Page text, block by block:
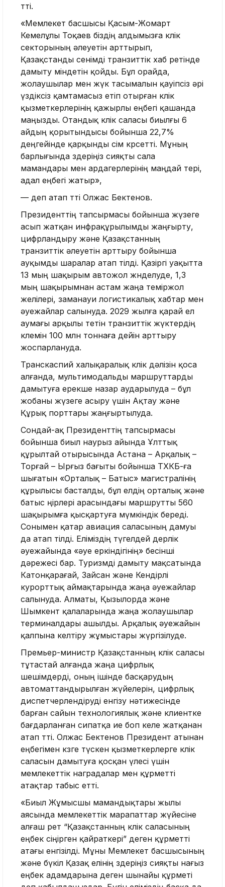
өтті.
«Мемлекет басшысы Қасым-Жомарт
Кемелұлы Тоқаев біздің алдымызға көлік
секторының әлеуетін арттырып,
Қазақстанды сенімді транзиттік хаб ретінде
дамыту міндетін қойды. Бұл орайда,
жолаушылар мен жүк тасымалын қауіпсіз әрі
үздіксіз қамтамасыз етіп отырған көлік
қызметкерлерінің қажырлы еңбегі қашанда
маңызды. Отандық көлік саласы биылғы 6
айдың қорытындысы бойынша 22,7%
деңгейінде қарқынды өсім көрсетті. Мұның
барлығында өздеріңіз сияқты сала
мамандары мен ардагерлерінің маңдай тері,
адал еңбегі жатыр»,
— деп атап өтті Олжас Бектенов.
Президенттің тапсырмасы бойынша жүзеге
асып жатқан инфрақұрылымды жаңғырту,
цифрландыру және Қазақстанның
транзиттік әлеуетін арттыру бойынша
ауқымды шаралар атап өтілді. Қазіргі уақытта
13 мың шақырым автожол жөнделуде, 1,3
мың шақырымнан астам жаңа теміржол
желілері, заманауи логистикалық хабтар мен
әуежайлар салынуда. 2029 жылға қарай ел
аумағы арқылы өтетін транзиттік жүктердің
көлемін 100 млн тоннаға дейін арттыру
жоспарлануда.
Транскаспий халықаралық көлік дәлізін қоса
алғанда, мультимодальды маршруттарды
дамытуға ерекше назар аударылуда – бұл
жобаны жүзеге асыру үшін Ақтау және
Құрық порттары жаңғыртылуда.
Сондай-ақ Президенттің тапсырмасы
бойынша биыл наурыз айында Ұлттық
құрылтай отырысында Астана – Арқалық –
Торғай – Ырғыз бағыты бойынша ТХКБ-ға
шығатын «Орталық – Батыс» магистралінің
құрылысы басталды, бұл елдің орталық және
батыс өңірлері арасындағы маршрутты 560
шақырымға қысқартуға мүмкіндік береді.
Сонымен қатар авиация саласының дамуы
да атап өтілді. Еліміздің түгелдей дерлік
әуежайында «әуе еркіндігінің» бесінші
дәрежесі бар. Туризмді дамыту мақсатында
Катонқарағай, Зайсан және Кендірлі
курорттық аймақтарында жаңа әуежайлар
салынуда. Алматы, Қызылорда және
Шымкент қалаларында жаңа жолаушылар
терминалдары ашылды. Арқалық әуежайын
қалпына келтіру жұмыстары жүргізілуде.
Премьер-министр Қазақстанның көлік саласы
тұтастай алғанда жаңа цифрлық
шешімдерді, оның ішінде басқарудың
автоматтандырылған жүйелерін, цифрлық
диспетчерлендіруді енгізу нәтижесінде
барған сайын технологиялық және клиентке
бағдарланған сипатқа ие боп келе жатқанан
атап өтті. Олжас Бектенов Президент атынан
еңбегімен көзге түскен қызметкерлерге көлік
саласын дамытуға қосқан үлесі үшін
мемлекеттік наградалар мен құрметті
атақтар табыс етті.
«Биыл Жұмысшы мамандықтары жылы
аясында мемлекеттік марапаттар жүйесіне
алғаш рет “Қазақстанның көлік саласының
еңбек сіңірген қайраткері” деген құрметті
атағы енгізілді. Мұны Мемлекет басшысының
және бүкіл Қазақ елінің өздеріңіз сияқты нағыз
еңбек адамдарына деген шынайы құрметі